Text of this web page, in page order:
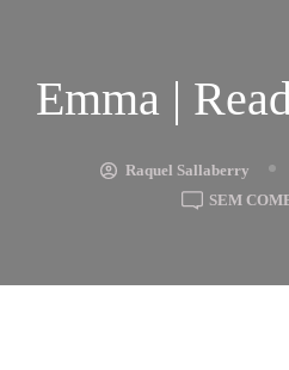
Emma |
Raquel Sallaberry
SEM